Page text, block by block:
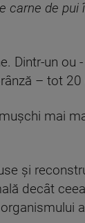
carne de
Dintr-un
– tot 20
mai
și
decât